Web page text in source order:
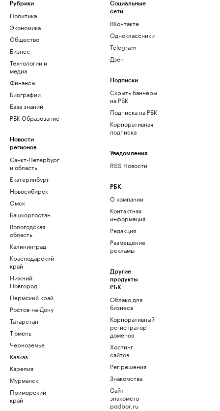
Рубрики
Политика
Экономика
Общество
Бизнес
Технологии и
медиа
Финансы
Биографии
База знаний
РБК Образование
Новости
регионов
Санкт-Петербург
и область
Екатеринбург
Новосибирск
Омск
Башкортостан
Вологодская
область
Калининград
Краснодарский
край
Нижний
Новгород
Пермский край
Ростов-на-Дону
Татарстан
Тюмень
Черноземье
Кавказ
Карелия
Мурманск
Приморский
край
Социальные
сети
ВКонтакте
Одноклассники
Telegram
Дзен
Подписки
Скрыть баннеры
на РБК
Подписка на РБК
Корпоративная
подписка
Уведомления
RSS Новости
РБК
О компании
Контактная
информация
Редакция
Размещение
рекламы
Другие
продукты
РБК
Облако для
бизнеса
Корпоративный
регистратор
доменов
Хостинг
сайтов
Рег.решения
Знакомства
Сайт
знакомств
podbor.ru